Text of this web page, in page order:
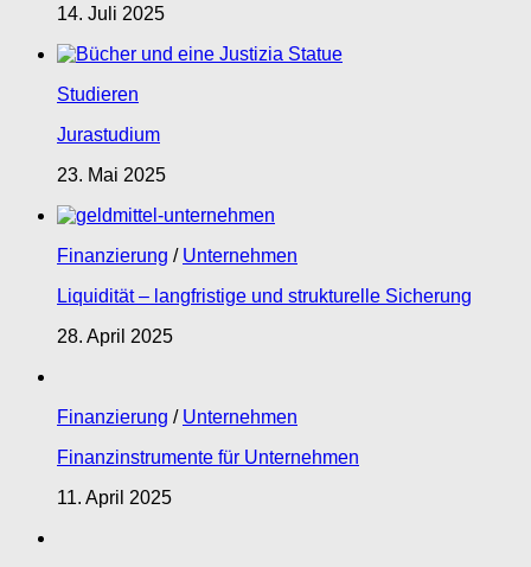
14. Juli 2025
Studieren
Jurastudium
23. Mai 2025
Finanzierung / Unternehmen
Liquidität – langfristige und strukturelle Sicherung
28. April 2025
Finanzierung / Unternehmen
Finanzinstrumente für Unternehmen
11. April 2025